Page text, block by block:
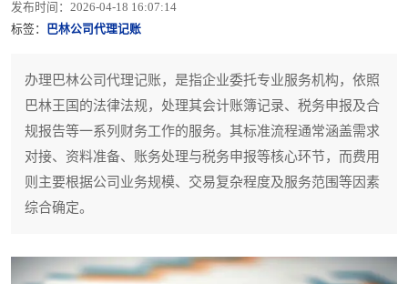
发布时间：2026-04-18 16:07:14
标签：
巴林公司代理记账
办理巴林公司代理记账，是指企业委托专业服务机构，依照
巴林王国的法律法规，处理其会计账簿记录、税务申报及合
规报告等一系列财务工作的服务。其标准流程通常涵盖需求
对接、资料准备、账务处理与税务申报等核心环节，而费用
则主要根据公司业务规模、交易复杂程度及服务范围等因素
综合确定。